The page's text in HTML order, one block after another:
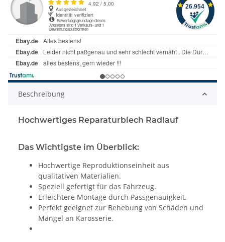
Beschreibung
Hochwertiges Reparaturblech Radlauf
Das Wichtigste im Überblick:
Hochwertige Reproduktionseinheit aus
qualitativen Materialien.
Speziell gefertigt für das Fahrzeug.
Erleichtere Montage durch Passgenauigkeit.
Perfekt geeignet zur Behebung von Schäden und
Mängel an Karosserie.